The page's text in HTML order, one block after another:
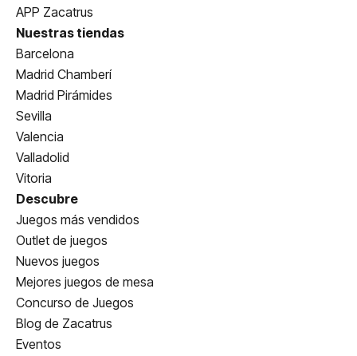
APP Zacatrus
Nuestras tiendas
Barcelona
Madrid Chamberí
Madrid Pirámides
Sevilla
Valencia
Valladolid
Vitoria
Descubre
Juegos más vendidos
Outlet de juegos
Nuevos juegos
Mejores juegos de mesa
Concurso de Juegos
Blog de Zacatrus
Eventos